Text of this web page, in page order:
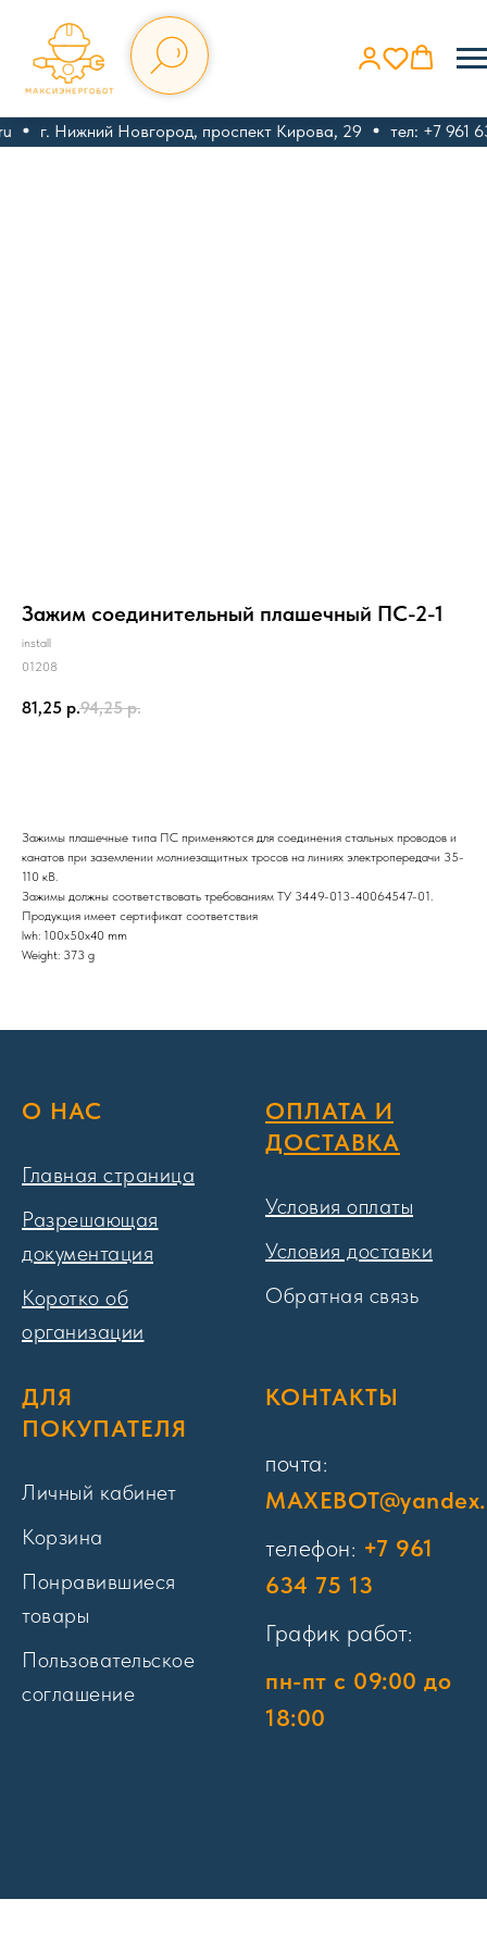
г. Нижний Новгород, проспект Кирова, 29 тел: +7 961
Зажим соединительный плашечный ПС-2-1
install
01208
81,25 р.94,25 р.
Зажимы плашечные типа ПС применяются для соединения стальных проводов и
канатов при заземлении молниезащитных тросов на линиях электропередачи 35-
110 кВ.
Зажимы должны соответствовать требованиям ТУ 3449-013-40064547-01.
Продукция имеет сертификат соответствия
lwh: 100x50x40 mm
Weight: 373 g
О НАС
Главная страница
Разрешающая
документация
Коротко об
организации
ОПЛАТА И
ДОСТАВКА
Условия оплаты
Условия доставки
Обратная связь
ДЛЯ
ПОКУПАТЕЛЯ
Личный кабинет
Корзина
Понравившиеся
товары
Пользовательское
соглашение
КОНТАКТЫ
почта:
телефон: +7 961
634 75 13
График работ:
пн-пт с 09:00 до
18:00